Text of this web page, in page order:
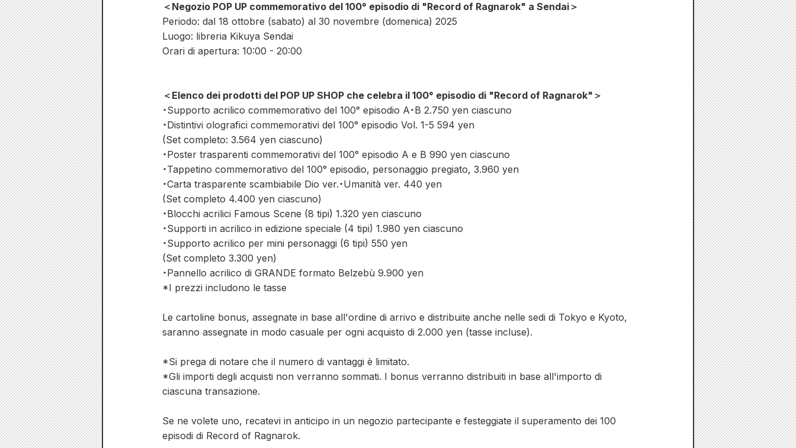
＜Negozio POP UP commemorativo del 100° episodio di "Record of Ragnarok" a Sendai＞
Periodo: dal 18 ottobre (sabato) al 30 novembre (domenica) 2025
Luogo: libreria Kikuya Sendai
Orari di apertura: 10:00 - 20:00
＜Elenco dei prodotti del POP UP SHOP che celebra il 100° episodio di "Record of Ragnarok"＞
・Supporto acrilico commemorativo del 100° episodio A・B 2.750 yen ciascuno
・Distintivi olografici commemorativi del 100° episodio Vol. 1-5 594 yen
(Set completo: 3.564 yen ciascuno)
・Poster trasparenti commemorativi del 100° episodio A e B 990 yen ciascuno
・Tappetino commemorativo del 100° episodio, personaggio pregiato, 3.960 yen
・Carta trasparente scambiabile Dio ver.・Umanità ver. 440 yen
(Set completo 4.400 yen ciascuno)
・Blocchi acrilici Famous Scene (8 tipi) 1.320 yen ciascuno
・Supporti in acrilico in edizione speciale (4 tipi) 1.980 yen ciascuno
・Supporto acrilico per mini personaggi (6 tipi) 550 yen
(Set completo 3.300 yen)
・Pannello acrilico di GRANDE formato Belzebù 9.900 yen
*I prezzi includono le tasse
Le cartoline bonus, assegnate in base all'ordine di arrivo e distribuite anche nelle sedi di Tokyo e Kyoto,
saranno assegnate in modo casuale per ogni acquisto di 2.000 yen (tasse incluse).
*Si prega di notare che il numero di vantaggi è limitato.
*Gli importi degli acquisti non verranno sommati. I bonus verranno distribuiti in base all'importo di
ciascuna transazione.
Se ne volete uno, recatevi in anticipo in un negozio partecipante e festeggiate il superamento dei 100
episodi di Record of Ragnarok.